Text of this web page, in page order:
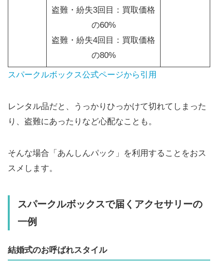
盗難・紛失3回目：買取価格
の60%
盗難・紛失4回目：買取価格
の80%
スパークルボックス公式ページから引用
レンタル品だと、うっかりひっかけて切れてしまった
り、盗難にあったりなど心配なことも。
そんな場合「あんしんパック」を利用することをおス
スメします。
スパークルボックスで届くアクセサリーの
一例
結婚式のお呼ばれスタイル